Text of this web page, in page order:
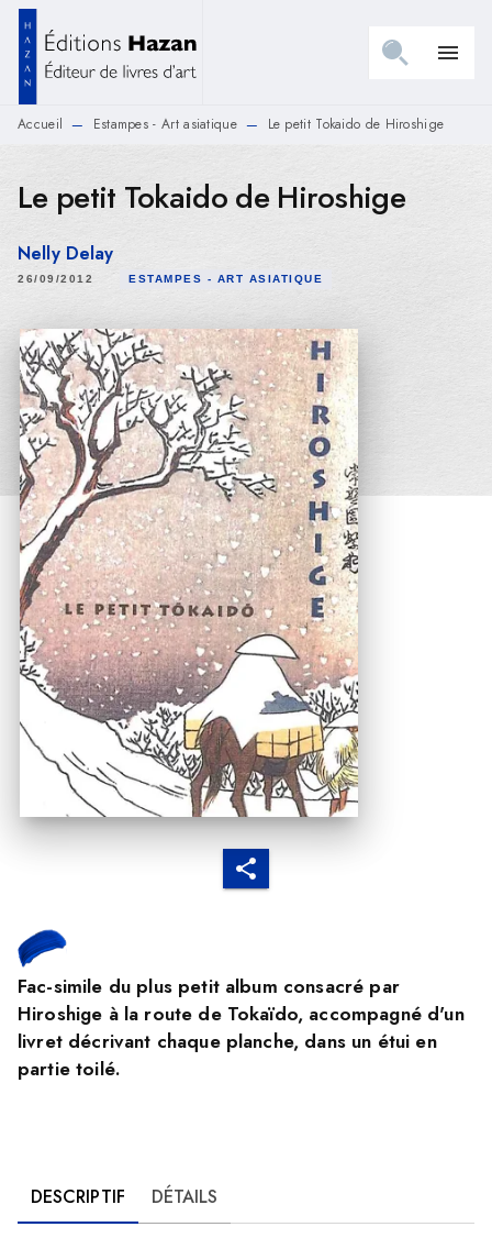
MENU RECHERCHE
PIED DE PAGE
menu
Accueil — Estampes - Art asiatique — Le petit Tokaido de Hiroshige
Le petit Tokaido de Hiroshige
Nelly Delay
26/09/2012 ESTAMPES - ART ASIATIQUE
Fac-simile du plus petit album consacré par
Hiroshige à la route de Tokaïdo, accompagné d'un
livret décrivant chaque planche, dans un étui en
partie toilé.
DESCRIPTIF DÉTAILS